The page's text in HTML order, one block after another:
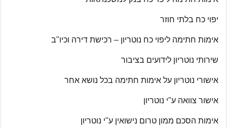
יפוי כח בלתי חוזר
אימות חתימה ליפוי כח נוטריון – רכישת דירה וכיו"ב
שירותי נוטריון לידועים בציבור
אישורי נוטריון על אימות חתימה בכל נושא אחר
אישור צוואה ע"י נוטריון
אימות הסכם ממון טרום נישואין ע"י נוטריון